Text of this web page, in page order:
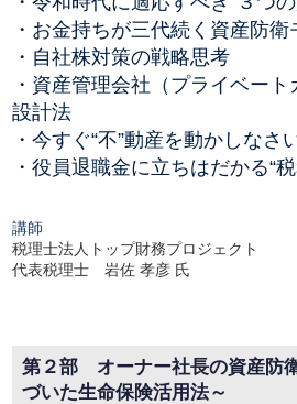
・お金持ちが三代続く資産防
・自社株対策の戦略思考
・資産管理会社（プライベー
設計法
・今すぐ“不”動産を動かしなさ
・役員退職金に立ちはだかる“
講師
税理士法人トップ財務プロジェクト
代表税理士 岩佐 孝彦 氏
第２部 オーナー社長の資産防
づいた生命保険活用法～